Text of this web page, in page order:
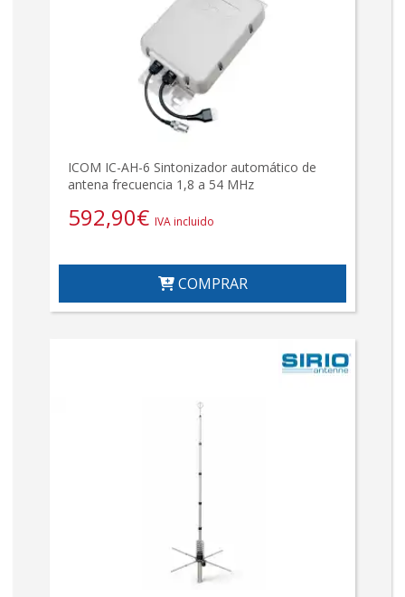
ICOM IC-AH-6 Sintonizador automático de
antena frecuencia 1,8 a 54 MHz
592,90€ IVA incluido
COMPRAR